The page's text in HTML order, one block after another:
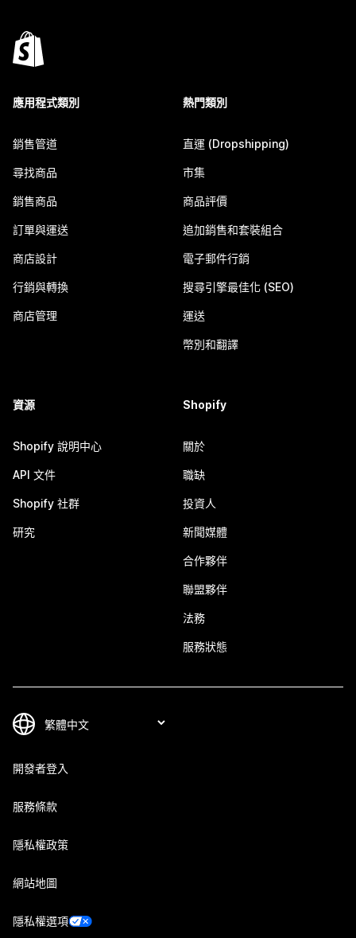
應用程式類別
銷售管道
尋找商品
銷售商品
訂單與運送
商店設計
行銷與轉換
商店管理
熱門類別
直運 (Dropshipping)
市集
商品評價
追加銷售和套裝組合
電子郵件行銷
搜尋引擎最佳化 (SEO)
運送
幣別和翻譯
資源
Shopify 說明中心
API 文件
Shopify 社群
研究
Shopify
關於
職缺
投資人
新聞媒體
合作夥伴
聯盟夥伴
法務
服務狀態
開發者登入
服務條款
隱私權政策
網站地圖
隱私權選項